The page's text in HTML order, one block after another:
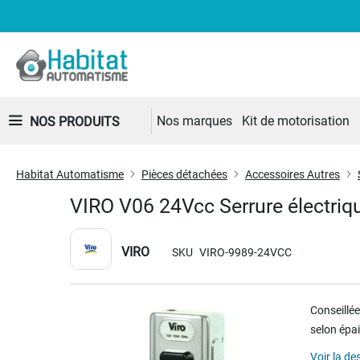
NOS PRODUITS Nos marques Kit de motorisation
Habitat Automatisme Pièces détachées Accessoires Autres
VIRO V06 24Vcc Serrure
VIRO SKU VIRO-9989-24VCC
selon
Voir la